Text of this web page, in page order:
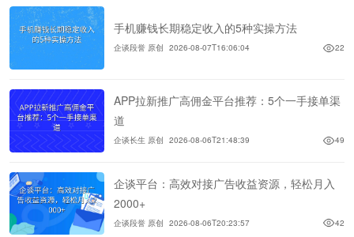
手机赚钱长期稳定收入的5种实操方法
企谈段誉 原创 2026-08-07T16:06:04 22
APP拉新推广高佣金平台推荐：5个一手接单渠
道
企谈长生 原创 2026-08-06T21:48:39 49
企谈平台：高效对接广告收益资源，轻松月入
2000+
企谈段誉 原创 2026-08-06T20:23:57 42